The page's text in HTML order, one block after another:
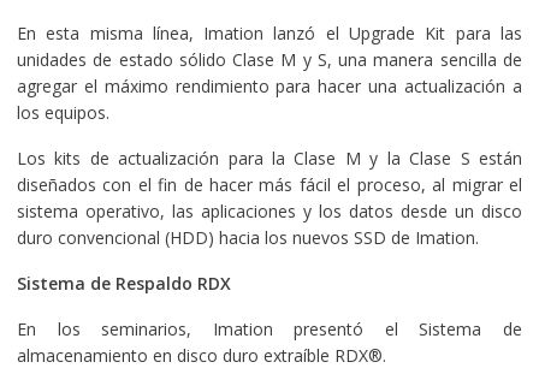
En esta misma línea, Imation lanzó el Upgrade Kit para las
unidades de estado sólido Clase M y S, una manera sencilla de
agregar el máximo rendimiento para hacer una actualización a
los equipos.
Los kits de actualización para la Clase M y la Clase S están
diseñados con el fin de hacer más fácil el proceso, al migrar el
sistema operativo, las aplicaciones y los datos desde un disco
duro convencional (HDD) hacia los nuevos SSD de Imation.
Sistema de Respaldo RDX
En los seminarios, Imation presentó el Sistema de
almacenamiento en disco duro extraíble RDX®.